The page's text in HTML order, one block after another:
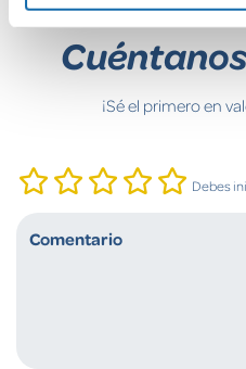
¡Sé el primero en
Debes